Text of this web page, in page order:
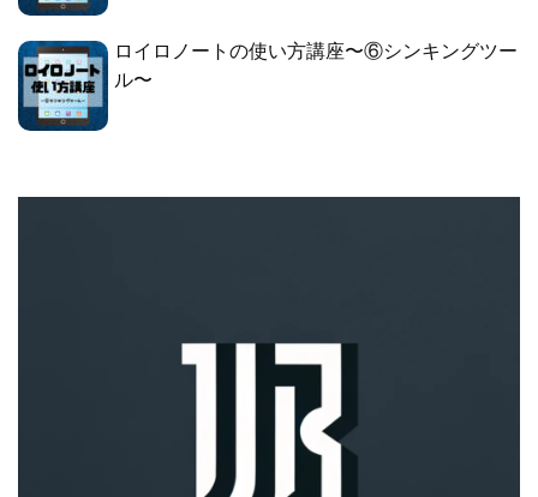
ロイロノートの使い方講座〜⑥シンキングツー
ル〜